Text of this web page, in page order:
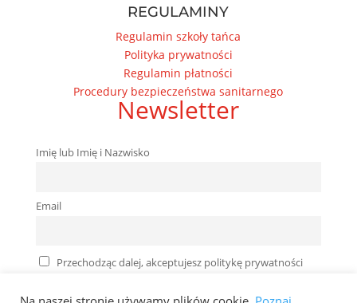
REGULAMINY
Regulamin szkoły tańca
Polityka prywatności
Regulamin płatności
Procedury bezpieczeństwa sanitarnego
Newsletter
Imię lub Imię i Nazwisko
Email
Przechodząc dalej, akceptujesz politykę prywatności